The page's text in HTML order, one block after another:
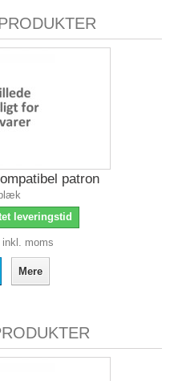
patron
leveringstid
inkl. moms
Mere